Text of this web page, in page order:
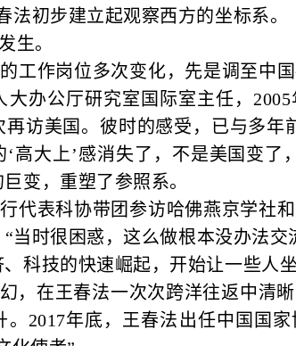
法初步建立起观察西方的坐标系。
生。
工作岗位多次变化，先是调至中
办公厅研究室国际室主任，2005
再访美国。彼时的感受，已与多年
高大上’感消失了，不是美国变了
变，重塑了参照系。
代表科协带团参访哈佛燕京学社
当时很困惑，这么做根本没办法交
科技的快速崛起，开始让一些人坐
，在王春法一次次跨洋往返中清
。2017年底，王春法出任中国国